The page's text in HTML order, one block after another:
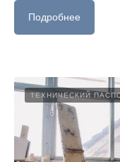
Подробнее
ТЕХНИЧЕСКИЙ